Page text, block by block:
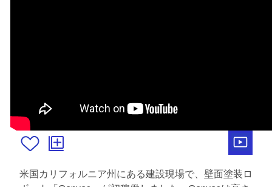
米国カリフォルニア州にある建設現場で、壁面塗装ロ